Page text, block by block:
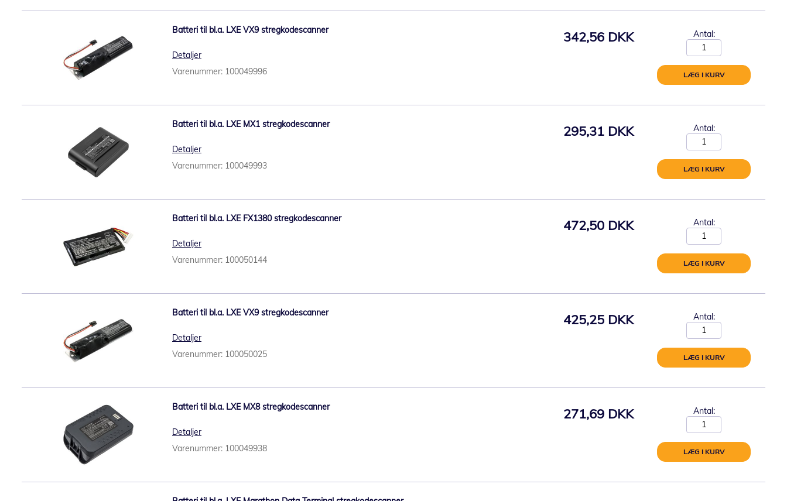
Batteri til bl.a. LXE VX9 stregkodescanner
Detaljer
Varenummer: 100049996
342,56 DKK Antal:
LÆG I KURV
Batteri til bl.a. LXE MX1 stregkodescanner
Detaljer
Varenummer: 100049993
295,31 DKK Antal:
LÆG I KURV
Batteri til bl.a. LXE FX1380 stregkodescanner
Detaljer
Varenummer: 100050144
472,50 DKK Antal:
LÆG I KURV
Batteri til bl.a. LXE VX9 stregkodescanner
Detaljer
Varenummer: 100050025
425,25 DKK Antal:
LÆG I KURV
Batteri til bl.a. LXE MX8 stregkodescanner
Detaljer
Varenummer: 100049938
271,69 DKK Antal:
LÆG I KURV